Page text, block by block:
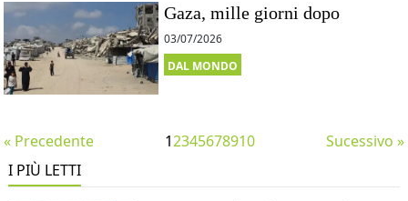
Gaza, mille giorni dopo
03/07/2026
DAL MONDO
« Precedente 12345678910
Sucessivo »
I PIÙ LETTI